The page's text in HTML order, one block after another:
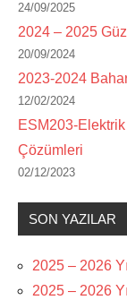
24/09/2025
2024 – 2025 Güz
20/09/2024
2023-2024
12/02/2024
ESM203-
Çözümleri
02/12/2023
SON YAZILAR
2025 – 2026
2025 – 2026